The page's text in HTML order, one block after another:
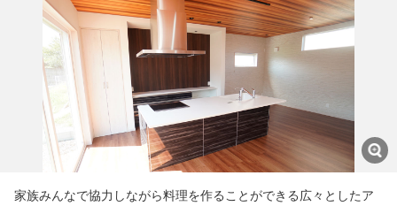
家族みんなで協力しながら料理を作ることができる広々としたア